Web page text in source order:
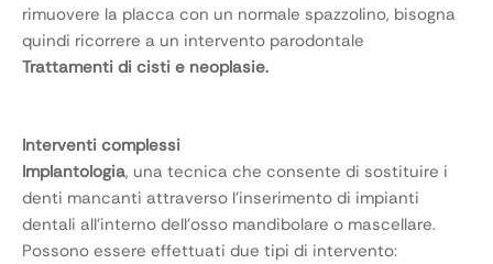
rimuovere la placca con un normale spazzolino, bisogna
quindi ricorrere a un intervento parodontale
Trattamenti di cisti e neoplasie.
Interventi complessi
Implantologia, una tecnica che consente di sostituire i
denti mancanti attraverso l’inserimento di impianti
dentali all’interno dell’osso mandibolare o mascellare.
Possono essere effettuati due tipi di intervento: